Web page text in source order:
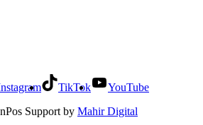
TikTok
YouTube
Support by Mahir Digital